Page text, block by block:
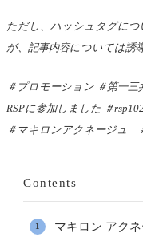
ただし、ハッシュタグに
が、 記事内容については誘
＃プロモーション ＃第一
RSPに参加しました ＃
＃マキロンアクネージュ
Contents
マキロン アク